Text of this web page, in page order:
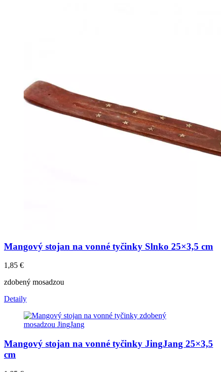
Mangový stojan na vonné tyčinky Slnko 25×3,5 cm
1,85 €
zdobený mosadzou
Detaily
Mangový stojan na vonné tyčinky JingJang 25×3,5
cm